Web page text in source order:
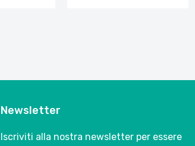
Newsletter
Iscriviti alla nostra newsletter per essere